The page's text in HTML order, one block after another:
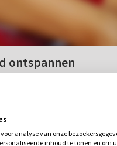
ontspannen
al groot geschapen
is. Wat kan ik
toch samen wel...
analyse van onze
inhoud te tonen en om